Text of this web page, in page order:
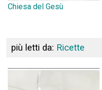
Chiesa del Gesù
più letti da: Ricette